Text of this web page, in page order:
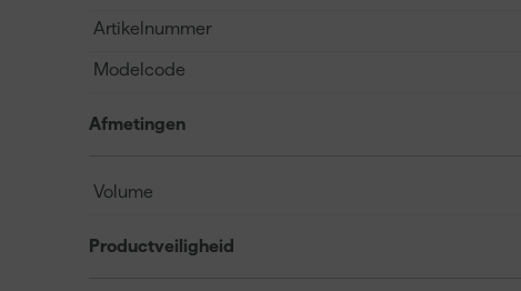
Artikelnummer
Modelcode
Afmetingen
Volume
Productveiligheid